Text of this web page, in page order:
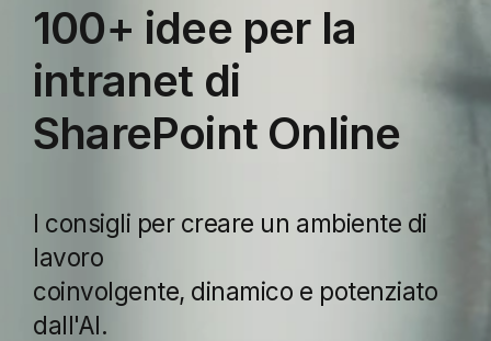
100+ idee per la
intranet di
SharePoint Online
I consigli per creare un ambiente di
lavoro
coinvolgente, dinamico e potenziato
dall'AI.